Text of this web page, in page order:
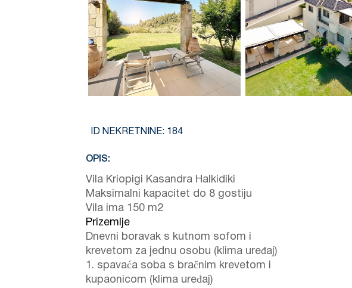
ID NEKRETNINE: 184
OPIS:
Vila Kriopigi Kasandra Halkidiki
Maksimalni kapacitet do 8 gostiju
Vila ima 150 m2
Prizemlje
Dnevni boravak s kutnom sofom i
krevetom za jednu osobu (klima uređaj)
1. spavaća soba s bračnim krevetom i
kupaonicom (klima uređaj)